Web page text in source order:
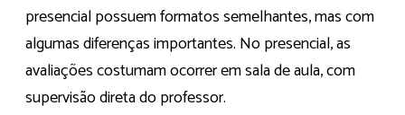
presencial possuem formatos semelhantes, mas com
algumas diferenças importantes. No presencial, as
avaliações costumam ocorrer em sala de aula, com
supervisão direta do professor.